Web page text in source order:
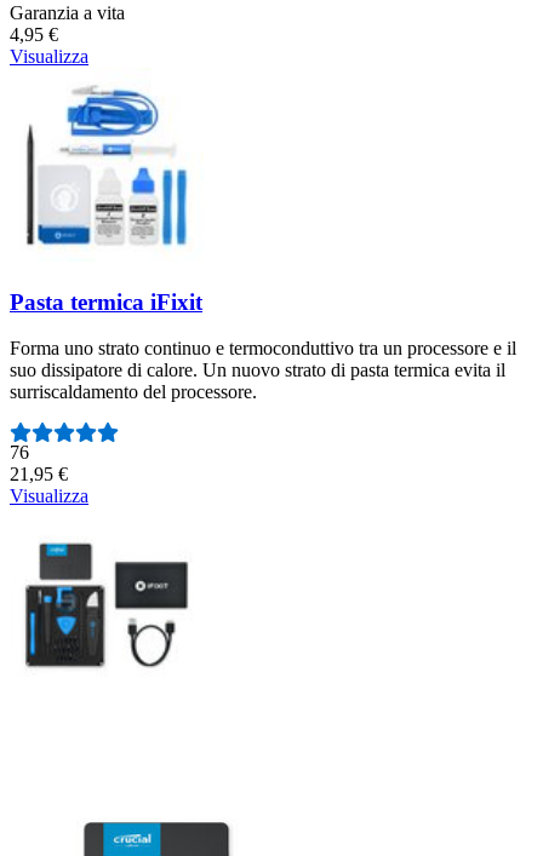
Garanzia a vita
4,95 €
Visualizza
Pasta termica iFixit
Forma uno strato continuo e termoconduttivo tra un processore e il
suo dissipatore di calore. Un nuovo strato di pasta termica evita il
surriscaldamento del processore.
Numero di recensioni:
76
21,95 €
Visualizza